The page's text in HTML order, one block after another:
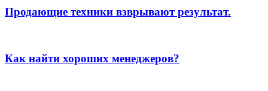
Продающие техники взврывают результат.
Как найти хороших менеджеров?